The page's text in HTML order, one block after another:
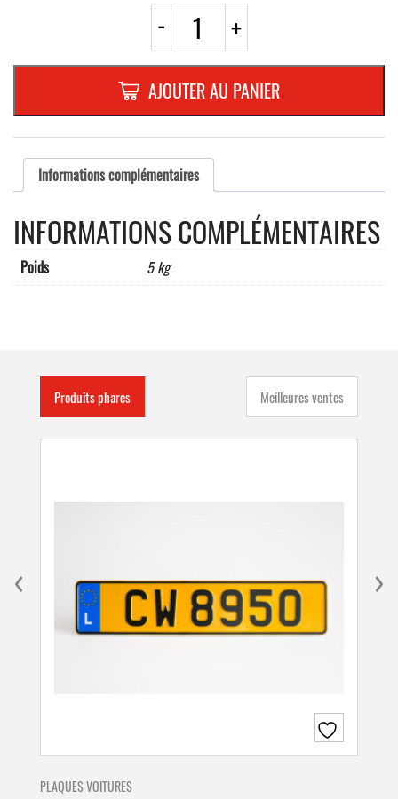
- quantité
TREPIED
REPLIABLE
EN
TOILE
900
mm
symbole
A,21
+
AJOUTER AU PANIER
Informations complémentaires
INFORMATIONS COMPLÉMENTAIRES
Poids 5 kg
Produits phares Meilleures ventes
PLAQUES VOITURES